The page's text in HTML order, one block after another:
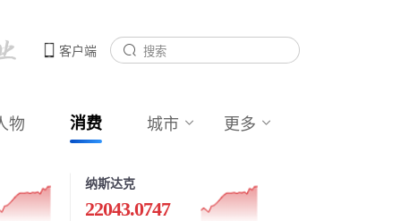
客户端
物 消费 城市 更多
纳斯达克
22043.0747